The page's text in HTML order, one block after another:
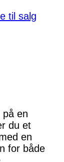
til salg
på en
du et
en
for både